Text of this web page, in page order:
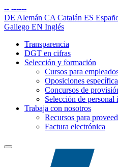
-- ------
DE Alemán CA Catalán ES
Gallego EN Inglés
Transparencia
DGT en cifras
Selección y formación
Cursos para
Oposiciones
Concursos de
Selección de personal
Trabaja con nosotros
Recursos para
Factura electrónica